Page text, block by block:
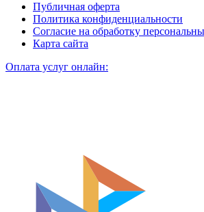
Публичная оферта
Политика конфиденциальности
Согласие на обработку
Карта сайта
Оплата услуг онлайн: